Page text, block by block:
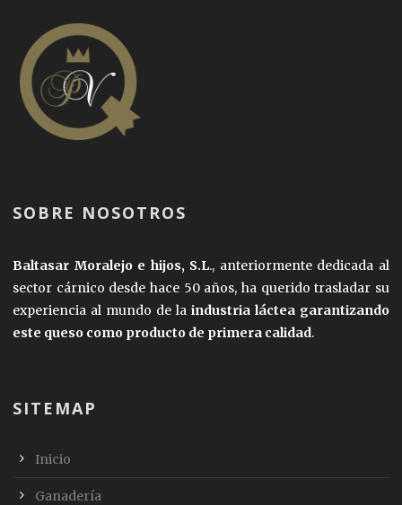
SOBRE NOSOTROS
Baltasar Moralejo e hijos, S.L., anteriormente dedicada al
sector cárnico desde hace 50 años, ha querido trasladar su
experiencia al mundo de la industria láctea garantizando
este queso como producto de primera calidad.
SITEMAP
Inicio
Ganadería